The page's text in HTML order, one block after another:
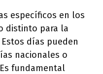
específicos en los
distinto para la
días pueden
nacionales o
fundamental